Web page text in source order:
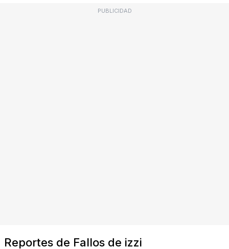
PUBLICIDAD
Reportes de Fallos de izzi